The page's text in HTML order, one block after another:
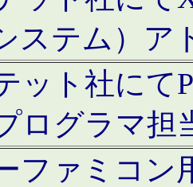
ステム）ア
ット社にて
ログラマ担
ファミコン